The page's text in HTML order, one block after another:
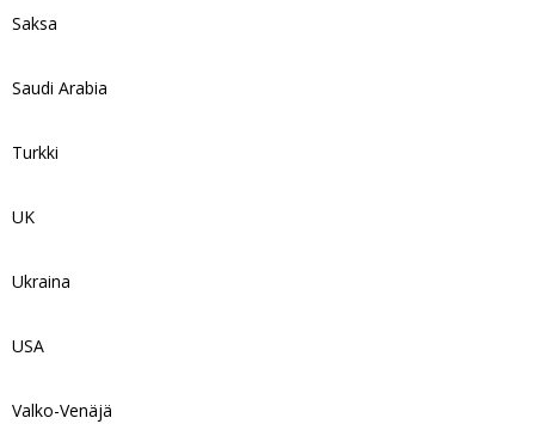
Saksa
Saudi Arabia
Turkki
UK
Ukraina
USA
Valko-Venäjä